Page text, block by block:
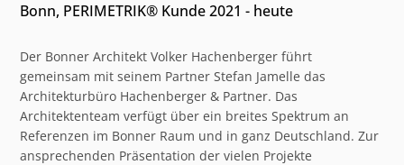
Bonn, PERIMETRIK® Kunde 2021 - heute
Der Bonner Architekt Volker Hachenberger führt
gemeinsam mit seinem Partner Stefan Jamelle das
Architekturbüro Hachenberger & Partner. Das
Architektenteam verfügt über ein breites Spektrum an
Referenzen im Bonner Raum und in ganz Deutschland. Zur
ansprechenden Präsentation der vielen Projekte